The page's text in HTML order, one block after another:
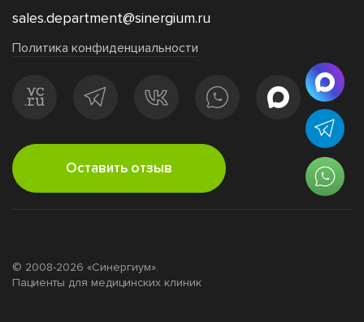
sales.department@sinergium.ru
Политика конфиденциальности
Оставить отзыв
© 2008-2026 «Синергиум».
Пациенты для медицинских клиник